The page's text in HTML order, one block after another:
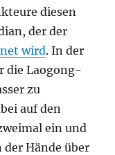
diesen
der der
wird. In der
die Laogong-
zu
auf den
ein und
Hände über